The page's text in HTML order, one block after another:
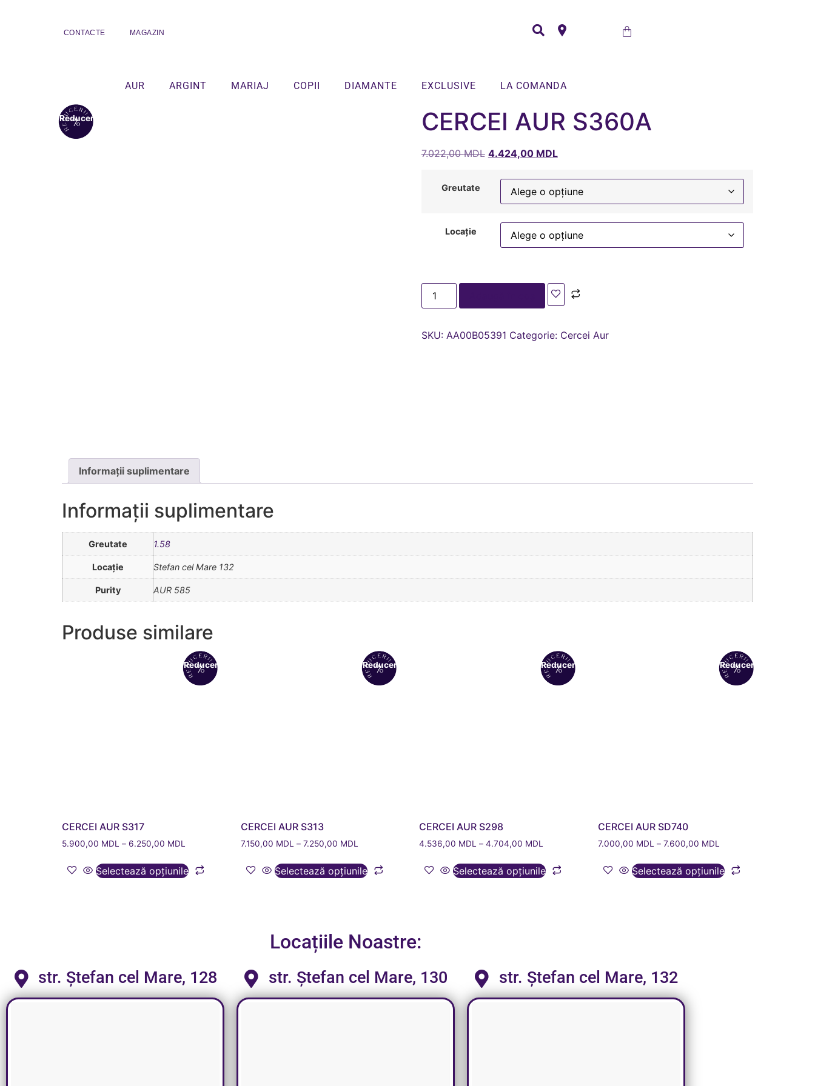
CONTACTE MAGAZIN
AUR ARGINT MARIAJ COPII DIAMANTE EXCLUSIVE LA COMANDA
Reduceri! CERCEI AUR S360A
7.022,00MDL 4.424,00 MDL
Greutate
Locație
SKU: AA00В05391 Categorie: Cercei Aur
Informații suplimentare
Informații suplimentare
Greutate 1.58
Locație Stefan cel Mare 132
Purity AUR 585
Produse similare
Reduceri!
CERCEI AUR S317
5.900,00 MDL – 6.250,00 MDL
Selectează opțiunile
Reduceri!
CERCEI AUR S313
7.150,00 MDL – 7.250,00 MDL
Selectează opțiunile
Reduceri!
CERCEI AUR S298
4.536,00 MDL – 4.704,00 MDL
Selectează opțiunile
Reduceri!
CERCEI AUR SD740
7.000,00 MDL – 7.600,00 MDL
Selectează opțiunile
Locațiile Noastre:
str. Ștefan cel Mare, 128 str. Ștefan cel Mare, 130 str. Ștefan cel Mare, 132